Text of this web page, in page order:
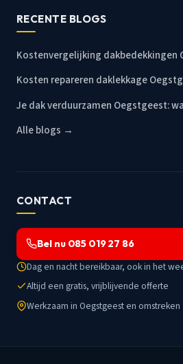
RECENTE BLOGS
Kostenvergelijking dakbedekkingen
Kosten repareren daklekkage
Je dak verduurzamen Oegstgeest:
Alle blogs →
CONTACT
Bel nu 085 019 27 86
Dag en nacht bereikbaar, ook in het
Altijd een gratis, vrijblijvende offerte
Werkzaam in Oegstgeest en omstreken